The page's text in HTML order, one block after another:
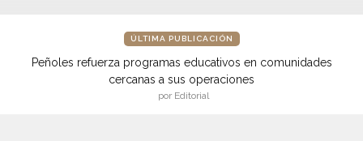
ÚLTIMA PUBLICACIÓN
Peñoles refuerza programas educativos en comunidades
cercanas a sus operaciones
por Editorial